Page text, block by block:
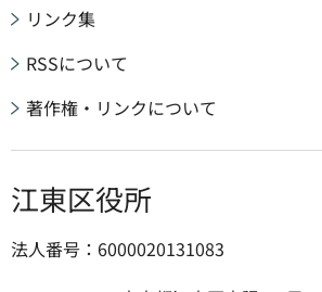
リンク集
RSSについて
著作権・リンクについて
江東区役所
法人番号：6000020131083